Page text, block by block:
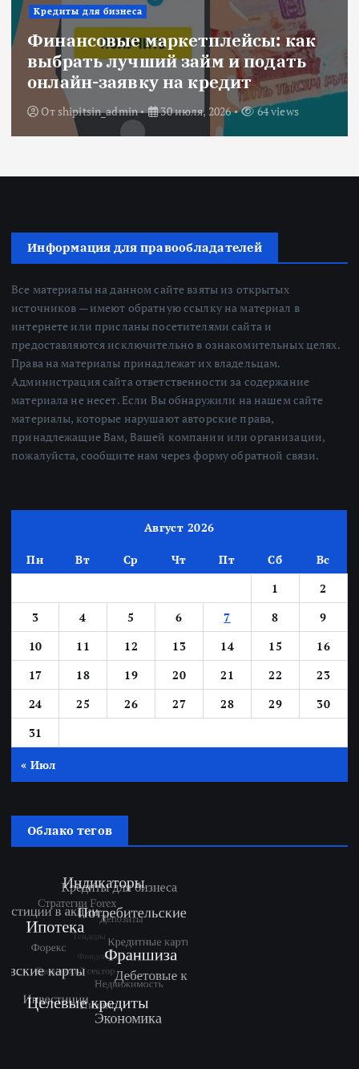
Ипотека
Военная ипотека для семьи:
объединяем все льготы и
субсидии
ОтRedactor 3 июля, 2026 216 views
Информация для правообладателей
Все материалы на данном сайте взяты из открытых
источников — имеют обратную ссылку на материал в
интернете или присланы посетителями сайта и
предоставляются исключительно в ознакомительных целях.
Права на материалы принадлежат их владельцам.
Администрация сайта ответственности за содержание
материала не несет. Если Вы обнаружили на нашем сайте
материалы, которые нарушают авторские права,
принадлежащие Вам, Вашей компании или организации,
пожалуйста, сообщите нам через форму обратной связи.
Август 2026
Пн Вт Ср Чт Пт Сб
Вс
1
2
3
4 5 6 7 8
9
10
11 12 13 14 15
16
17
18 19 20 21 22
23
24
25 26 27 28 29
30
31
« Июл
Облако тегов